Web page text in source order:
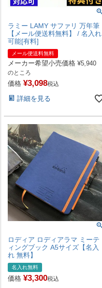
ラミー LAMY サファリ 万年筆
【メール便送料無料】 / 名入れ
可能[有料]
メール便送料無料
メーカー希望小売価格 ¥5,940
のところ
価格 ¥3,098税込
詳細を見る
ロディア ロディアラマ ミーテ
ィングブック A5サイズ【名入
れ 無料】
名入れ無料
価格 ¥3,300税込